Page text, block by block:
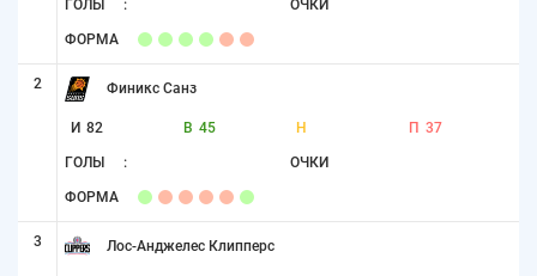
ГОЛЫ : ОЧКИ
ФОРМА
2 Финикс Санз
И 82 В 45 Н П 37
ГОЛЫ : ОЧКИ
ФОРМА
3 Лос-Анджелес Клипперс